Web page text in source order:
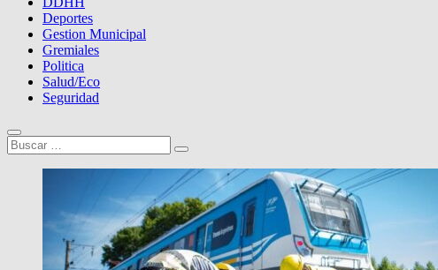
Deportes
Gestion Municipal
Gremiales
Politica
Salud/Eco
Seguridad
Buscar
…